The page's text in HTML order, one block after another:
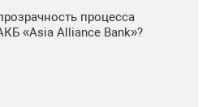
процесса
«Asia Alliance Bank»?